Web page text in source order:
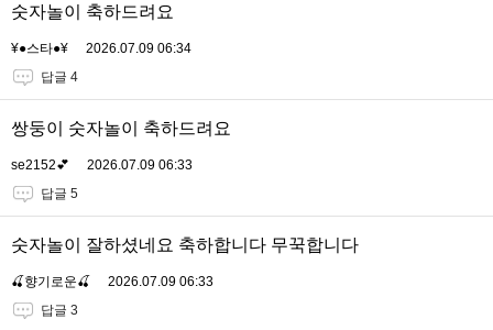
숫자놀이 축하드려요
¥●스타●¥
2026.07.09 06:34
답글 4
쌍둥이 숫자놀이 축하드려요
se2152💕
2026.07.09 06:33
답글 5
숫자놀이 잘하셨네요 축하합니다 무꾹합니다
🍒향기로운🍒
2026.07.09 06:33
답글 3